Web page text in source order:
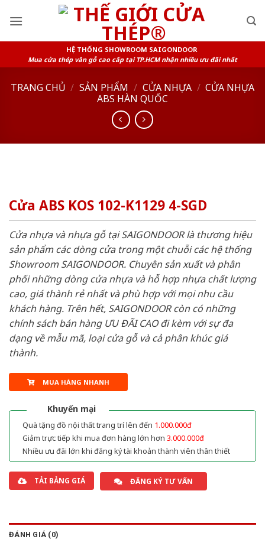
HỆ THỐNG SHOWROOM SAIGONDOOR
Mua cửa thép vân gỗ cao cấp tại TP.HCM nhận nhiều ưu đãi nhất
TRANG CHỦ / SẢN PHẨM / CỬA NHỰA / CỬA NHỰA
ABS HÀN QUỐC
Cửa ABS KOS 102-K1129 4-SGD
Cửa nhựa và nhựa gỗ tại SAIGONDOOR là thương hiệu
sản phẩm các dòng cửa trong một chuỗi các hệ thống
Showroom SAIGONDOOR. Chuyên sản xuất và phân
phối những dòng cửa nhựa và hỗ hợp nhựa chất lượng
cao, giá thành rẻ nhất và phù hợp với mọi nhu cầu
khách hàng. Trên hết, SAIGONDOOR còn có những
chính sách bán hàng ƯU ĐÃI CAO đi kèm với sự đa
dạng về mẫu mã, loại cửa gỗ và cả phân khúc giá
thành.
MUA HÀNG NHANH
Khuyến mại
Quà tặng đồ nội thất trang trí lên đến 1.000.000đ
Giảm trực tiếp khi mua đơn hàng lớn hơn 3.000.000đ
Nhiều ưu đãi lớn khi đăng ký tài khoản thành viên thân thiết
TẢI BẢNG GIÁ ĐĂNG KÝ TƯ VẤN
ĐÁNH GIÁ (0)